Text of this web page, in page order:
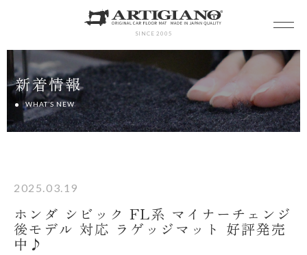
SINCE 2005
新着情報
WHAT’S NEW
2025.03.19
ホンダ シビック FL系 マイナーチェンジ
後モデル 対応 ラゲッジマット 好評発売
中♪